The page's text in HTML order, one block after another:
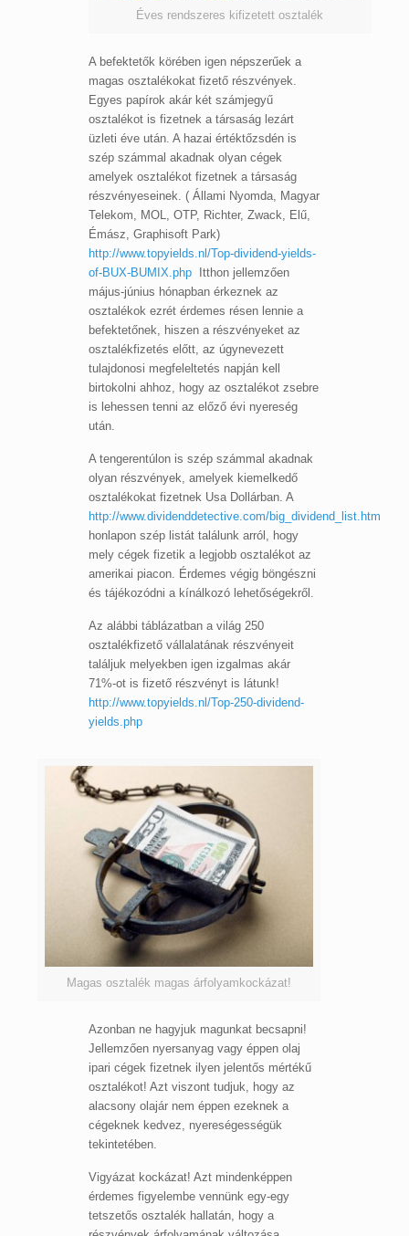
Éves rendszeres kifizetett osztalék
A befektetők körében igen népszerűek a
magas osztalékokat fizető részvények.
Egyes papírok akár két számjegyű
osztalékot is fizetnek a társaság lezárt
üzleti éve után. A hazai értéktőzsdén is
szép számmal akadnak olyan cégek
amelyek osztalékot fizetnek a társaság
részvényeseinek. ( Állami Nyomda, Magyar
Telekom, MOL, OTP, Richter, Zwack, Elű,
Émász, Graphisoft Park)
http://www.topyields.nl/Top-dividend-yields-
of-BUX-BUMIX.phpItthon jellemzően
május-június hónapban érkeznek az
osztalékok ezrét érdemes résen lennie a
befektetőnek, hiszen a részvényeket az
osztalékfizetés előtt, az úgynevezett
tulajdonosi megfeleltetés napján kell
birtokolni ahhoz, hogy az osztalékot zsebre
is lehessen tenni az előző évi nyereség
után.
A tengerentúlon is szép számmal akadnak
olyan részvények, amelyek kiemelkedő
osztalékokat fizetnek Usa Dollárban. A
http://www.dividenddetective.com/big_dividend_list.htm
honlapon szép listát találunk arról, hogy
mely cégek fizetik a legjobb osztalékot az
amerikai piacon. Érdemes végig böngészni
és tájékozódni a kínálkozó lehetőségekről.
Az alábbi táblázatban a világ 250
osztalékfizető vállalatának részvényeit
találjuk melyekben igen izgalmas akár
71%-ot is fizető részvényt is látunk!
http://www.topyields.nl/Top-250-dividend-
yields.php
Magas osztalék magas árfolyamkockázat!
Azonban ne hagyjuk magunkat becsapni!
Jellemzően nyersanyag vagy éppen olaj
ipari cégek fizetnek ilyen jelentős mértékű
osztalékot! Azt viszont tudjuk, hogy az
alacsony olajár nem éppen ezeknek a
cégeknek kedvez, nyereségességük
tekintetében.
Vigyázat kockázat! Azt mindenképpen
érdemes figyelembe vennünk egy-egy
tetszetős osztalék hallatán, hogy a